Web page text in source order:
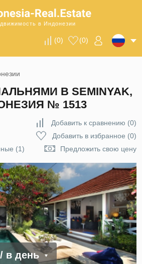
в Индонезии
(0) (0)
В SEMINYAK,
№ 1513
Добавить к сравнению (0)
Добавить в избранное (0)
(1)
Предложить свою цену
/ в день